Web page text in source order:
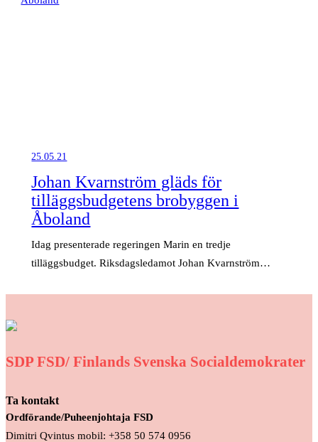
25.05.21
Johan Kvarnström gläds för
tilläggsbudgetens brobyggen i
Åboland
Idag presenterade regeringen Marin en tredje
tilläggsbudget. Riksdagsledamot Johan Kvarnström…
SDP FSD/ Finlands Svenska Socialdemokrater
Ta kontakt
Ordförande/Puheenjohtaja FSD
Dimitri Qvintus mobil: +358 50 574 0956